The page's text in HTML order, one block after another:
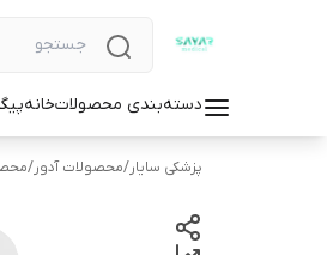
دسته‌بندی محصولاتخانه
پزشکی سایار/محصولات آدور/